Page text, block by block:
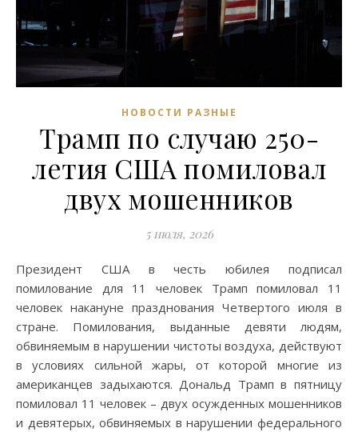
НОВОСТИ РАЗНЫЕ
Трамп по случаю 250-
летия США помиловал
двух мошенников
5 июля, 2026
Президент США в честь юбилея подписал
помилование для 11 человек Трамп помиловал 11
человек накануне празднования Четвертого июля в
стране. Помилования, выданные девяти людям,
обвиняемым в нарушении чистоты воздуха, действуют
в условиях сильной жары, от которой многие из
американцев задыхаются. Дональд Трамп в пятницу
помиловал 11 человек – двух осужденных мошенников
и девятерых, обвиняемых в нарушении федерального